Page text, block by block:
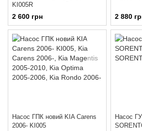
KI005R
2 600 грн 2 880
Насос ГПК новий KIA Carens
2006- KI005
Насос